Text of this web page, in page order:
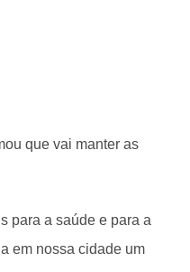
que vai manter as
para a saúde e para a
em nossa cidade um